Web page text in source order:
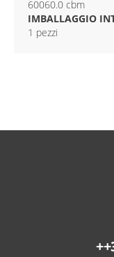
60060.0 cbm
IMBALLAGGIO
1 pezzi